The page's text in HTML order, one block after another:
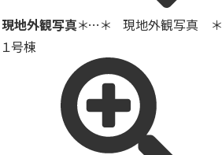
現地外観写真＊…＊ 現地外観写真
１号棟